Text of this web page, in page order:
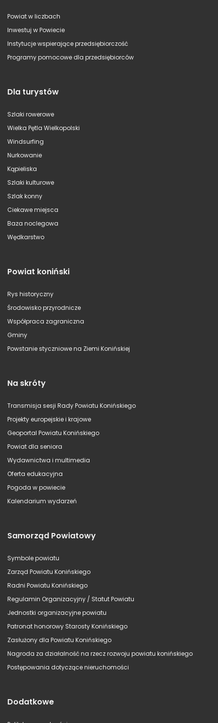
Powiat w liczbach
Inwestuj w Powiecie
Instytucje wspierające przedsiębiorczość
Programy pomocowe dla przedsiębiorców
Dla turystów
Szlaki rowerowe
Wielka Pętla Wielkopolski
Windsurfing
Nurkowanie
Kąpieliska
Szlaki kulturowe
Szlak konny
Ciekawe miejsca
Baza noclegowa
Wędkarstwo
Powiat koniński
Rys historyczny
Środowisko przyrodnicze
Współpraca zagraniczna
Gminy
Powstanie styczniowe na Ziemi Konińskiej
Na skróty
Transmisja sesji Rady Powiatu Konińskiego
Projekty europejskie i krajowe
Geoportal Powiatu Konińskiego
Powiat dla seniora
Wydawnictwa i multimedia
Oferta edukacyjna
Pogoda w powiecie
Kalendarium wydarzeń
Samorząd Powiatowy
Symbole powiatu
Zarząd Powiatu Konińskiego
Radni Powiatu Konińskiego
Regulamin Organizacyjny / Statut Powiatu
Jednostki organizacyjne powiatu
Patronat honorowy Starosty Konińskiego
Zasłużony dla Powiatu Konińskiego
Nagroda za działalność na rzecz rozwoju powiatu konińskiego
Postępowania dotyczące nieruchomości
Dodatkowe